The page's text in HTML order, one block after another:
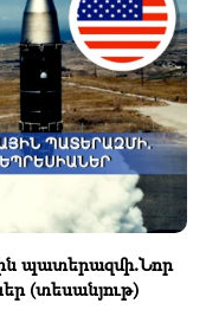
պատերազմի.Նոր
(տեսանյութ)